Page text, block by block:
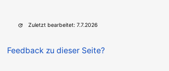
Zuletzt bearbeitet: 7.7.2026
Feedback zu dieser Seite?